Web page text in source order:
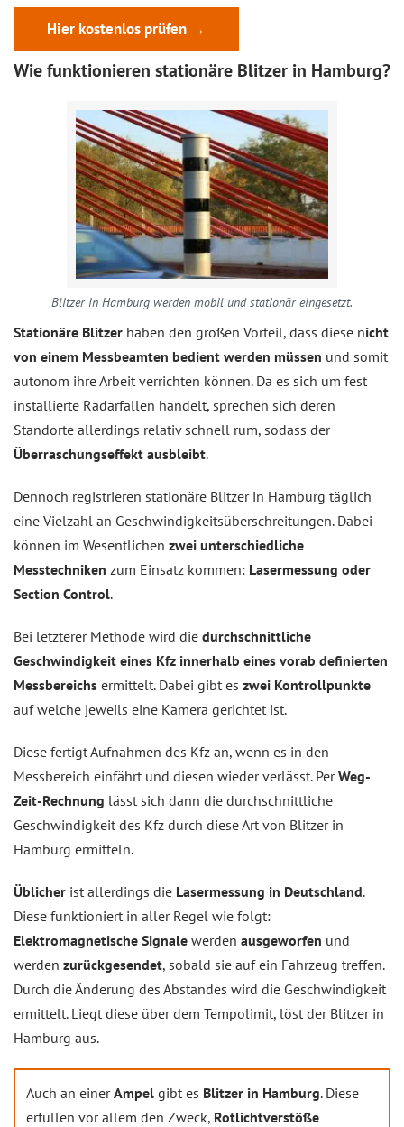
Hier kostenlos prüfen →
Wie funktionieren stationäre Blitzer in Hamburg?
Blitzer in Hamburg werden mobil und stationär eingesetzt.
Stationäre Blitzer haben den großen Vorteil, dass diese nicht
von einem Messbeamten bedient werden müssen und somit
autonom ihre Arbeit verrichten können. Da es sich um fest
installierte Radarfallen handelt, sprechen sich deren
Standorte allerdings relativ schnell rum, sodass der
Überraschungseffekt ausbleibt.
Dennoch registrieren stationäre Blitzer in Hamburg täglich
eine Vielzahl an Geschwindigkeitsüberschreitungen. Dabei
können im Wesentlichen zwei unterschiedliche
Messtechniken zum Einsatz kommen: Lasermessung oder
Section Control.
Bei letzterer Methode wird die durchschnittliche
Geschwindigkeit eines Kfz innerhalb eines vorab definierten
Messbereichs ermittelt. Dabei gibt es zwei Kontrollpunkte
auf welche jeweils eine Kamera gerichtet ist.
Diese fertigt Aufnahmen des Kfz an, wenn es in den
Messbereich einfährt und diesen wieder verlässt. PerWeg-
Zeit-Rechnung lässt sich dann die durchschnittliche
Geschwindigkeit des Kfz durch diese Art von Blitzer in
Hamburg ermitteln.
Üblicher ist allerdings die Lasermessung in Deutschland.
Diese funktioniert in aller Regel wie folgt:
Elektromagnetische Signale werden ausgeworfen und
werden zurückgesendet, sobald sie auf ein Fahrzeug treffen.
Durch die Änderung des Abstandes wird die Geschwindigkeit
ermittelt. Liegt diese über dem Tempolimit, löst der Blitzer in
Hamburg aus.
Auch an einerAmpel gibt es Blitzer in Hamburg. Diese
erfüllen vor allem den Zweck, Rotlichtverstöße